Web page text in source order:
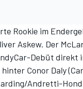
Rookie im
Askew. Der
Debüt direkt
Conor Daly
Andretti-